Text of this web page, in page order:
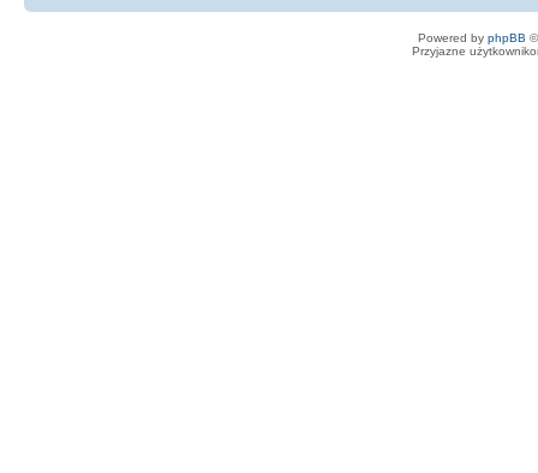
Powered by phpBB
Przyjazne